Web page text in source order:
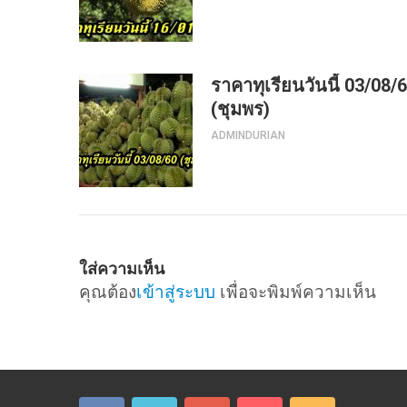
ราคาทุเรียนวันนี้ 03/08/
(ชุมพร)
ADMINDURIAN
ใส่ความเห็น
คุณต้องเข้าสู่ระบบ เพื่อจะพิมพ์ความเห็น